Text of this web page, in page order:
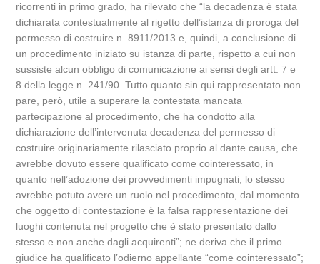
ricorrenti in primo grado, ha rilevato che “la decadenza è stata
dichiarata contestualmente al rigetto dell’istanza di proroga del
permesso di costruire n. 8911/2013 e, quindi, a conclusione di
un procedimento iniziato su istanza di parte, rispetto a cui non
sussiste alcun obbligo di comunicazione ai sensi degli artt. 7 e
8 della legge n. 241/90. Tutto quanto sin qui rappresentato non
pare, però, utile a superare la contestata mancata
partecipazione al procedimento, che ha condotto alla
dichiarazione dell’intervenuta decadenza del permesso di
costruire originariamente rilasciato proprio al dante causa, che
avrebbe dovuto essere qualificato come cointeressato, in
quanto nell’adozione dei provvedimenti impugnati, lo stesso
avrebbe potuto avere un ruolo nel procedimento, dal momento
che oggetto di contestazione è la falsa rappresentazione dei
luoghi contenuta nel progetto che è stato presentato dallo
stesso e non anche dagli acquirenti”; ne deriva che il primo
giudice ha qualificato l’odierno appellante “come cointeressato”;